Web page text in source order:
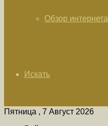
Обзор интернета
Искать
Пятница , 7 Август 2026